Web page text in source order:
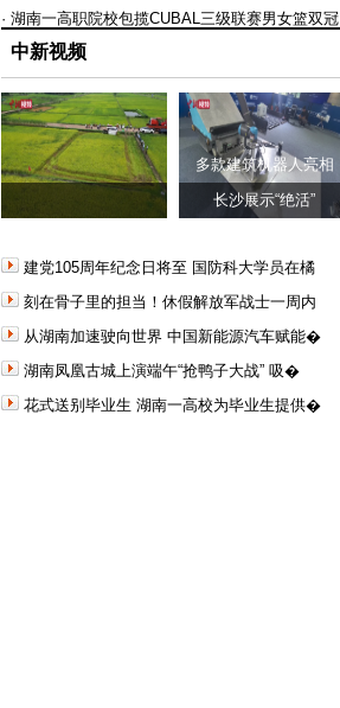
· 湖南一高职院校包揽CUBAL三级联赛男女篮双冠
中新视频
多款建筑机器人亮相
长沙展示“绝活”
建党105周年纪念日将至 国防科大学员在橘
刻在骨子里的担当！休假解放军战士一周内
从湖南加速驶向世界 中国新能源汽车赋能�
湖南凤凰古城上演端午“抢鸭子大战” 吸�
花式送别毕业生 湖南一高校为毕业生提供�